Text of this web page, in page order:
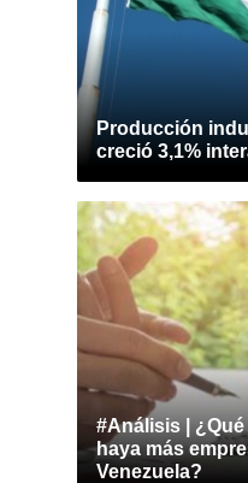
Producción
creció 3,1%
#Análisis |
haya más
Venezuela?